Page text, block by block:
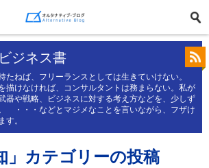
ジネス書
たねば、フリーランスとしては生きていけない。
描けなければ、コンサルタントは務まらない。私が
器や戦略、ビジネスに対する考え方などを、少しず
・・・などとマジメなことを言いながら、フザけ
す。
」カテゴリーの投稿